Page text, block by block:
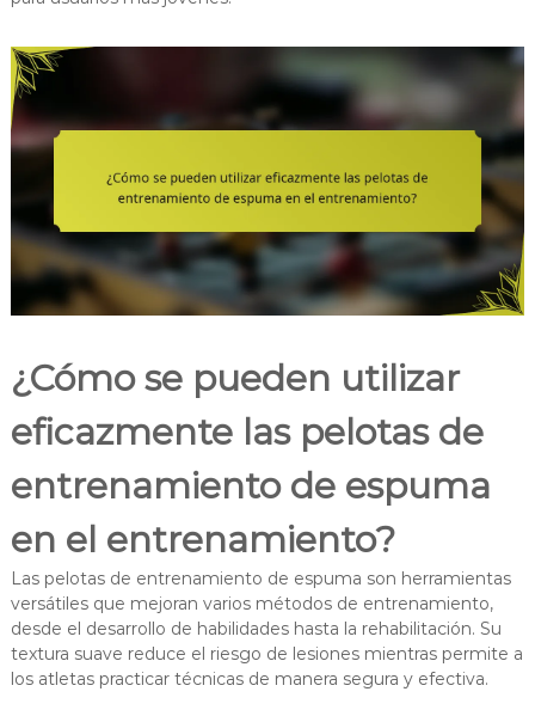
¿Cómo se pueden utilizar
eficazmente las pelotas de
entrenamiento de espuma
en el entrenamiento?
Las pelotas de entrenamiento de espuma son herramientas
versátiles que mejoran varios métodos de entrenamiento,
desde el desarrollo de habilidades hasta la rehabilitación. Su
textura suave reduce el riesgo de lesiones mientras permite a
los atletas practicar técnicas de manera segura y efectiva.